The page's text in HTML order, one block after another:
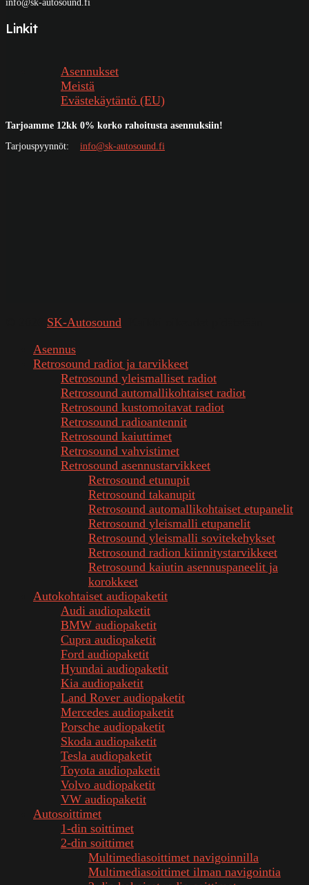
info@sk-autosound.fi
Linkit
Asennukset
Meistä
Evästekäytäntö (EU)
Tarjoamme 12kk 0% korko rahoitusta asennuksiin!
Tarjouspyynnöt: info@sk-autosound.fi
SK-Autosound
Asennus
Retrosound radiot ja tarvikkeet
Retrosound yleismalliset radiot
Retrosound automallikohtaiset radiot
Retrosound kustomoitavat radiot
Retrosound radioantennit
Retrosound kaiuttimet
Retrosound vahvistimet
Retrosound asennustarvikkeet
Retrosound etunupit
Retrosound takanupit
Retrosound automallikohtaiset etupanelit
Retrosound yleismalli etupanelit
Retrosound yleismalli sovitekehykset
Retrosound radion kiinnitystarvikkeet
Retrosound kaiutin asennuspaneelit ja
korokkeet
Autokohtaiset audiopaketit
Audi audiopaketit
BMW audiopaketit
Cupra audiopaketit
Ford audiopaketit
Hyundai audiopaketit
Kia audiopaketit
Land Rover audiopaketit
Mercedes audiopaketit
Porsche audiopaketit
Skoda audiopaketit
Tesla audiopaketit
Toyota audiopaketit
Volvo audiopaketit
VW audiopaketit
Autosoittimet
1-din soittimet
2-din soittimet
Multimediasoittimet navigoinnilla
Multimediasoittimet ilman navigointia